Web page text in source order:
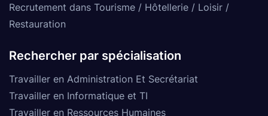
Recrutement dans Tourisme / Hôtellerie / Loisir /
Restauration
Rechercher par spécialisation
Travailler en Administration Et Secrétariat
Travailler en Informatique et TI
Travailler en Ressources Humaines